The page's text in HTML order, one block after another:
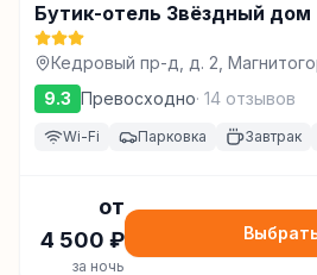
Бутик-отель Звёздный дом
Кедровый пр-д, д. 2,
9.3 Превосходно· 14 отзывов
Wi-Fi Парковка Завтрак
от
4 500 ₽
за ночь